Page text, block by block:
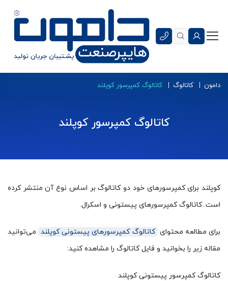
دامون کاتالوگ کاتالوگ کمپرسور کوپلند
کاتالوگ کمپرسور کوپلند
کوپلند برای کمپرسورهای خود دو کاتالوگ بر اساس نوع آن منتشر کرده
است. کاتالوگ کمپرسورهای پیستونی و اسکرال.
برای مطالعه محتوای کاتالوگ کمپرسورهای پیستونی کوپلند می‌توانید
مقاله زیر را بخوانید و فایل کاتالوگ را مشاهده کنید:
کاتالوگ کمپرسور پیستونی کوپلند